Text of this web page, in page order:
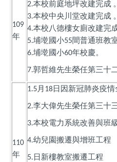
109
年
2.本校前庭地坪改建完成 。
3.本校中央川堂改建完成 。
4.本校八德樓女廁改建完
5.埔墘國小55間普通班教
6.埔墘國小60年校慶。
7.郭哲維先生榮任第三十
110
年
1.5月 18日因新冠肺炎疫情
2.李大偉先生榮任第三十
3.本校電力系統改善與班
4.幼兒園搬遷與增班工程
5. 日新樓教室搬遷工程